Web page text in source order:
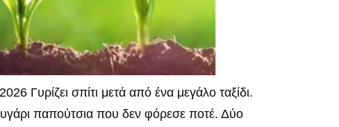
Γυρίζει σπίτι μετά από ένα μεγάλο ταξίδι.
παπούτσια που δεν φόρεσε ποτέ. Δύο